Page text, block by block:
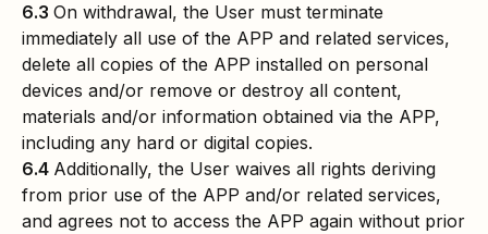
6.3 On withdrawal, the User must terminate
immediately all use of the APP and related services,
delete all copies of the APP installed on personal
devices and/or remove or destroy all content,
materials and/or information obtained via the APP,
including any hard or digital copies.
6.4 Additionally, the User waives all rights deriving
from prior use of the APP and/or related services,
and agrees not to access the APP again without prior